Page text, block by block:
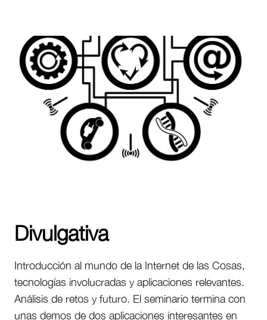
Divulgativa
Introducción al mundo de la Internet de las Cosas,
tecnologías involucradas y aplicaciones relevantes.
Análisis de retos y futuro. El seminario termina con
unas demos de dos aplicaciones interesantes en